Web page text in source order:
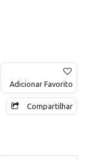
Adicionar Favorito
Compartilhar